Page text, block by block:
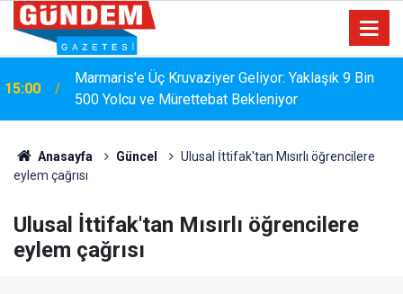
15:00
Marmaris'e Üç Kruvaziyer Geliyor: Yaklaşık 9 Bin
500 Yolcu ve Mürettebat Bekleniyor
Anasayfa Güncel
Ulusal İttifak'tan Mısırlı öğrencilere
eylem çağrısı
Ulusal İttifak'tan Mısırlı öğrencilere
eylem çağrısı